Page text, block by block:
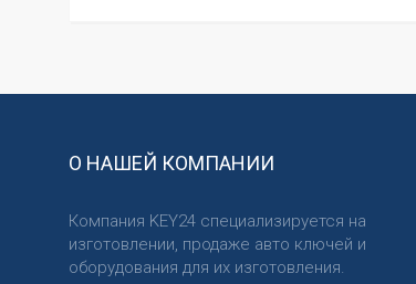
О НАШЕЙ КОМПАНИИ
Компания KEY24 специализируется на
изготовлении, продаже авто ключей и
оборудования для их изготовления.